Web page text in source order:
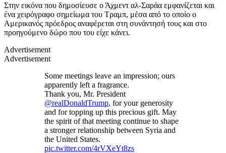
Στην εικόνα που δημοσίευσε ο Άχμεντ αλ-Σαράα εμφανίζεται και
ένα χειρόγραφο σημείωμα του Τραμπ, μέσα από το οποίο ο
Αμερικανός πρόεδρος αναφέρεται στη συνάντησή τους και στο
προηγούμενο δώρο που του είχε κάνει.
Advertisement
Advertisement
Some meetings leave an impression; ours
apparently left a fragrance.
Thank you, Mr. President
@realDonaldTrump, for your generosity
and for topping up this precious gift. May
the spirit of that meeting continue to shape
a stronger relationship between Syria and
the United States.
pic.twitter.com/4rVXeYt8zs